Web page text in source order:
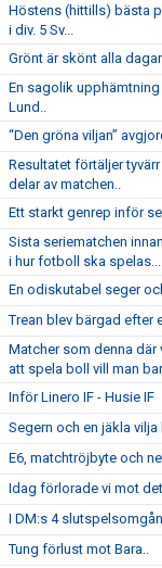
Höstens (hittills) bästa
i div. 5 Sv...
Grönt är skönt alla dagar
En sagolik
Lund..
“Den gröna viljan”
Resultatet förtäljer
delar av matchen..
Ett starkt genrep inför
Sista seriematchen
i hur fotboll ska spelas...
En odiskutabel seger
Trean blev bärgad efter
Matcher som denna där
att spela boll vill man
Inför Linero IF - Husie IF
Segern och en jäkla vilja
E6, matchtröjbyte och
Idag förlorade vi mot det
I DM:s 4
Tung förlust mot Bara..